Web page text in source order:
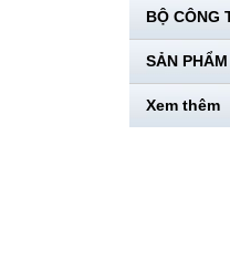
BỘ CÔNG
SẢN
Xem thêm